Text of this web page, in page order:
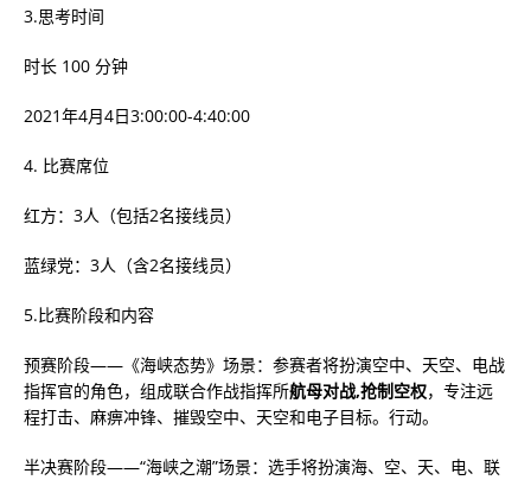
3.思考时间
时长 100 分钟
2021年4月4日3:00:00-4:40:00
4. 比赛席位
红方：3人（包括2名接线员）
蓝绿党：3人（含2名接线员）
5.比赛阶段和内容
预赛阶段——《海峡态势》场景：参赛者将扮演空中、天空、电战
指挥官的角色，组成联合作战指挥所航母对战,抢制空权，专注远
程打击、麻痹冲锋、摧毁空中、天空和电子目标。行动。
半决赛阶段——“海峡之潮”场景：选手将扮演海、空、天、电、联